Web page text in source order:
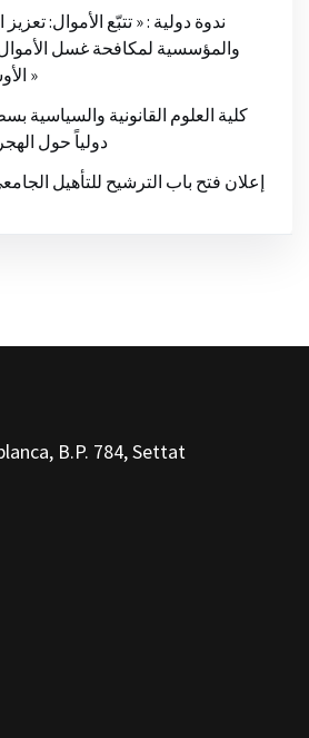
ندوة دولية : « تتبّع الأموال: تعزيز
والمؤسسية لمكافحة غسل
الأوسط وشمال أفريقيا »
كلية العلوم القانونية والسياسية
دولياً حول
إعلان فتح باب الترشيح للتأهيل الجامعي
B.P. 784, Settat